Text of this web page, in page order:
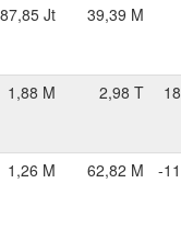
Jt 39,39 M
1,88 M 2,98 T
1,26 M 62,82 M -